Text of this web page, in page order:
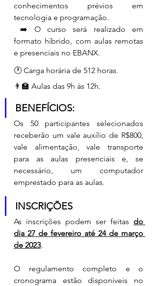
conhecimentos prévios em
tecnologia e programação.
➡️ O curso será realizado em
formato híbrido, com aulas remotas
e presenciais no EBANX.
🕐 Carga horária de 512 horas.
👨‍🏫 Aulas das 9h às 12h.
BENEFÍCIOS:
Os 50 participantes selecionados
receberão um vale auxílio de R$800,
vale alimentação, vale transporte
para as aulas presenciais e, se
necessário, um computador
emprestado para as aulas.
INSCRIÇÕES
As inscrições podem ser feitas do
dia 27 de fevereiro até 24 de março
de 2023.
O regulamento completo e o
cronograma estão disponíveis no